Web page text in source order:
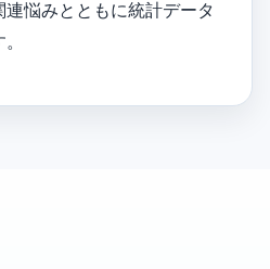
悩みとともに統計データ